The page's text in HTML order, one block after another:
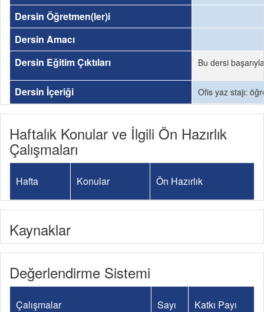
Dersin Öğretmen(ler)i
Dersin Amacı
Dersin Eğitim Çıktıları
Bu dersi
Dersin İçeriği Ofis yaz stajı:
Haftalık Konular ve İlgili Ön Hazırlık
Çalışmaları
Hafta Konular Ön Hazırlık
Kaynaklar
Değerlendirme Sistemi
Çalışmalar Sayı Katkı Payı